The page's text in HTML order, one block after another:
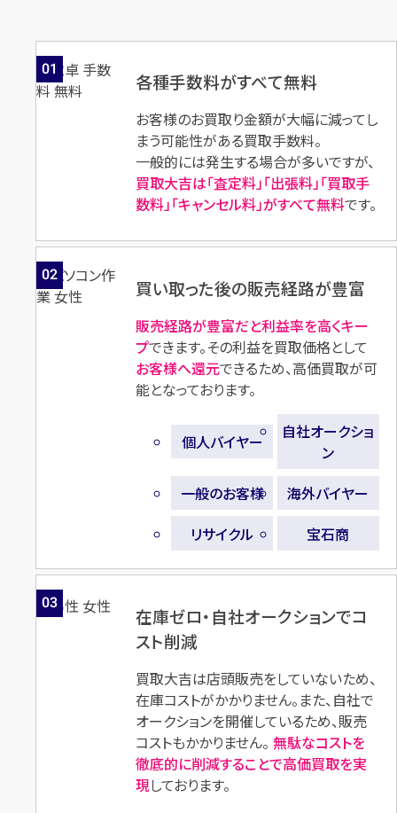
01
各種手数料がすべて無料
お客様のお買取り金額が大幅に減ってし
まう可能性がある買取手数料。
一般的には発生する場合が多いですが、
買取大吉は「査定料」「出張料」「買取手
数料」「キャンセル料」がすべて無料です。
02
買い取った後の販売経路が豊富
販売経路が豊富だと利益率を高くキー
プできます。その利益を買取価格として
お客様へ還元できるため、高価買取が可
能となっております。
個人バイヤー
自社オークショ
ン
一般のお客様
海外バイヤー
リサイクル
宝石商
03
在庫ゼロ・自社オークションでコ
スト削減
買取大吉は店頭販売をしていないため、
在庫コストがかかりません。また、自社で
オークションを開催しているため、販売
コストもかかりません。無駄なコストを
徹底的に削減することで高価買取を実
現しております。